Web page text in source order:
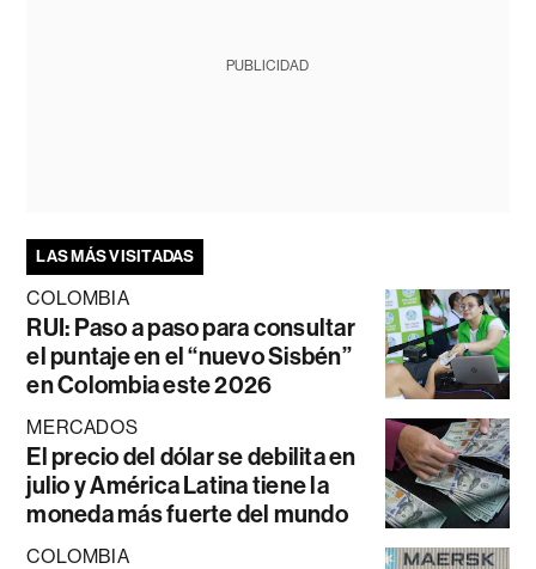
PUBLICIDAD
LAS MÁS VISITADAS
COLOMBIA
RUI: Paso a paso para consultar
el puntaje en el “nuevo Sisbén”
en Colombia este 2026
MERCADOS
El precio del dólar se debilita en
julio y América Latina tiene la
moneda más fuerte del mundo
COLOMBIA